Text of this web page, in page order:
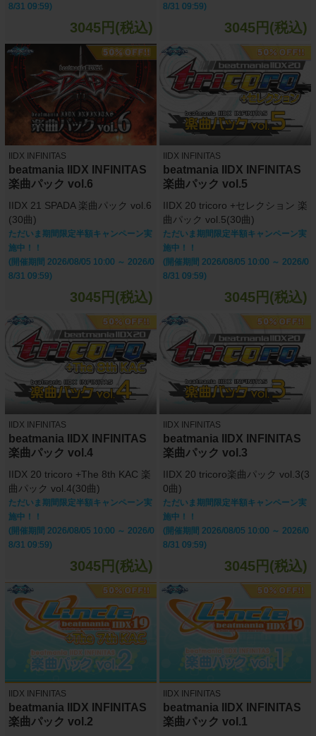
8/31 09:59)
3045円(税込)
8/31 09:59)
3045円(税込)
IIDX INFINITAS
beatmania IIDX INFINITAS
楽曲パック vol.6
IIDX 21 SPADA 楽曲パック vol.6
(30曲)
ただいま期間限定半額キャンペーン実
施中！！
(開催期間 2026/08/05 10:00 ～ 2026/0
8/31 09:59)
3045円(税込)
IIDX INFINITAS
beatmania IIDX INFINITAS
楽曲パック vol.5
IIDX 20 tricoro +セレクション 楽
曲パック vol.5(30曲)
ただいま期間限定半額キャンペーン実
施中！！
(開催期間 2026/08/05 10:00 ～ 2026/0
8/31 09:59)
3045円(税込)
IIDX INFINITAS
beatmania IIDX INFINITAS
楽曲パック vol.4
IIDX 20 tricoro +The 8th KAC 楽
曲パック vol.4(30曲)
ただいま期間限定半額キャンペーン実
施中！！
(開催期間 2026/08/05 10:00 ～ 2026/0
8/31 09:59)
3045円(税込)
IIDX INFINITAS
beatmania IIDX INFINITAS
楽曲パック vol.3
IIDX 20 tricoro楽曲パック vol.3(3
0曲)
ただいま期間限定半額キャンペーン実
施中！！
(開催期間 2026/08/05 10:00 ～ 2026/0
8/31 09:59)
3045円(税込)
IIDX INFINITAS
beatmania IIDX INFINITAS
楽曲パック vol.2
IIDX INFINITAS
beatmania IIDX INFINITAS
楽曲パック vol.1